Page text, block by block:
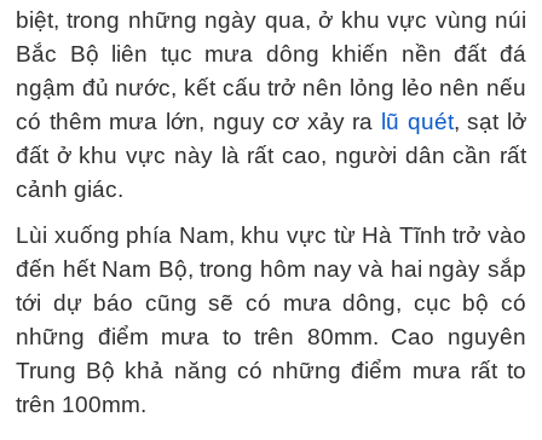
biệt, trong những ngày qua, ở khu vực vùng núi
Bắc Bộ liên tục mưa dông khiến nền đất đá
ngậm đủ nước, kết cấu trở nên lỏng lẻo nên nếu
có thêm mưa lớn, nguy cơ xảy ra
lũ quét, sạt lở
đất ở khu vực này là rất cao, người dân cần rất
cảnh giác.
Lùi xuống phía Nam, khu vực từ Hà Tĩnh trở vào
đến hết Nam Bộ, trong hôm nay và hai ngày sắp
tới dự báo cũng sẽ có mưa dông, cục bộ có
những điểm mưa to trên 80mm. Cao nguyên
Trung Bộ khả năng có những điểm mưa rất to
trên 100mm.